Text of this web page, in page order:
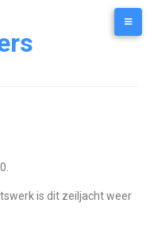
is dit zeiljacht weer